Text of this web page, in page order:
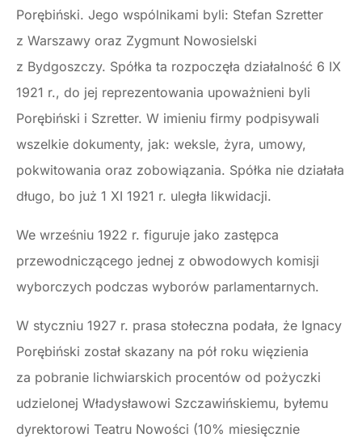
Porębiński. Jego wspólnikami byli: Stefan Szretter
z Warszawy oraz Zygmunt Nowosielski
z Bydgoszczy. Spółka ta rozpoczęła działalność 6 IX
1921 r., do jej reprezentowania upoważnieni byli
Porębiński i Szretter. W imieniu firmy podpisywali
wszelkie dokumenty, jak: weksle, żyra, umowy,
pokwitowania oraz zobowiązania. Spółka nie działała
długo, bo już 1 XI 1921 r. uległa likwidacji.
We wrześniu 1922 r. figuruje jako zastępca
przewodniczącego jednej z obwodowych komisji
wyborczych podczas wyborów parlamentarnych.
W styczniu 1927 r. prasa stołeczna podała, że Ignacy
Porębiński został skazany na pół roku więzienia
za pobranie lichwiarskich procentów od pożyczki
udzielonej Władysławowi Szczawińskiemu, byłemu
dyrektorowi Teatru Nowości (10% miesięcznie